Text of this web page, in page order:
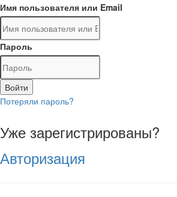
Имя пользователя или Email
Пароль
Войти
Потеряли пароль?
Уже зарегистрированы?
Авторизация